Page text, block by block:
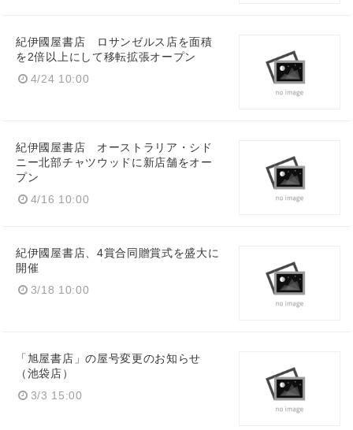
紀伊國屋書店 ロサンゼルス店を面積
を2倍以上にして移転拡張オープン
4/24 10:00
紀伊國屋書店 オーストラリア・シド
ニー北部チャツウッドに新店舗をオー
プン
4/16 10:00
紀伊國屋書店、4賞合同贈賞式を盛大に
開催
3/18 10:00
「旭屋書店」の屋号変更のお知らせ
（池袋店）
3/3 15:00